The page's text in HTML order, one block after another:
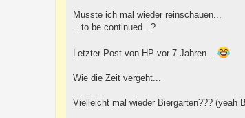
Musste ich mal wieder reinschauen...
...to be continued...?
Letzter Post von HP vor 7 Jahren...
Wie die Zeit vergeht...
Vielleicht mal wieder Biergarten??? (yeah